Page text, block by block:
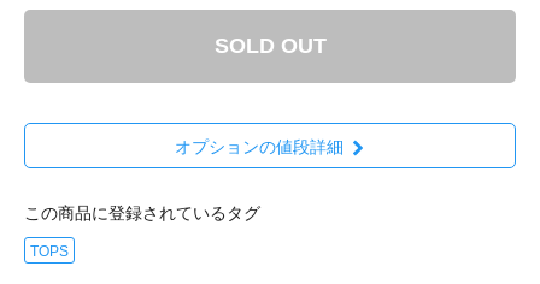
SOLD OUT
オプションの値段詳細
この商品に登録されているタグ
TOPS